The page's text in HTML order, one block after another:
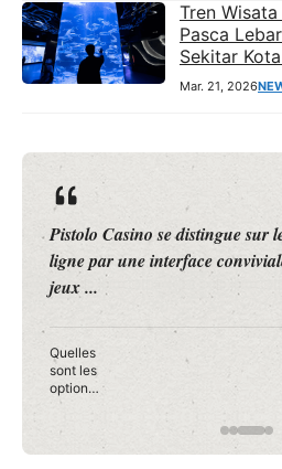
Tren
Pasca
Sekitar
Mar. 21, 2026
Roobet Casino se positionne
jeux en ligne innovante, attirant
à la recherche d’une ...
Les
conseils
pour
débuter
e sur